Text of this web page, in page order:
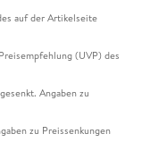
auf der Artikelseite
(UVP) des
Angaben zu
zu Preissenkungen